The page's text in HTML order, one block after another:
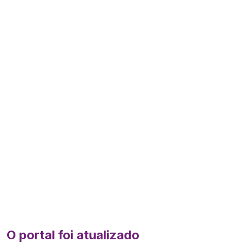
O portal foi atualizado